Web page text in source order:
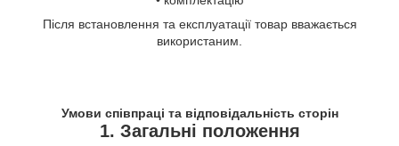
Після встановлення та експлуатації товар вважається
використаним.
Умови співпраці та відповідальність сторін
1. Загальні положення